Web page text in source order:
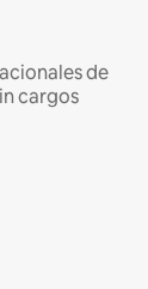
de
cargos